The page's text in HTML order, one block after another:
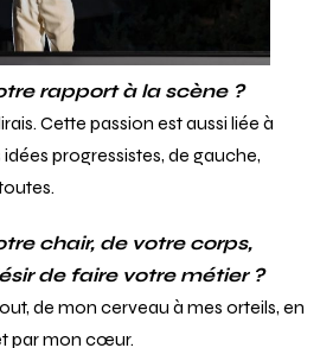
rapport à la scène ?
Cette passion est aussi liée à
progressistes, de gauche,
chair, de votre corps,
de faire votre métier ?
de mon cerveau à mes orteils, en
par mon cœur.